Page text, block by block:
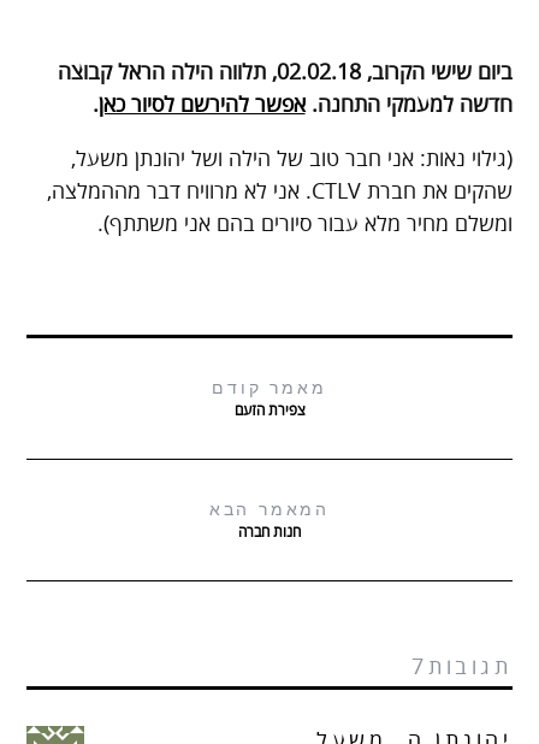
ביום שישי הקרוב, 02.02.18, תלווה הילה הראל קבוצה
חדשה למעמקי התחנה.אפשר להירשם לסיור כאן.
(גילוי נאות: אני חבר טוב של הילה ושל יהונתן משעל,
שהקים את חברת CTLV. אני לא מרוויח דבר מההמלצה,
ומשלם מחיר מלא עבור סיורים בהם אני משתתף).
מאמר קודם
צפירת הזעם
המאמר הבא
חנות חברה
תגובות7